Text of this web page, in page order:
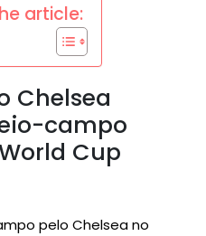
article:
Chelsea
campo
Cup
pelo Chelsea no